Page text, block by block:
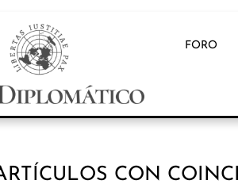
FORO
CON